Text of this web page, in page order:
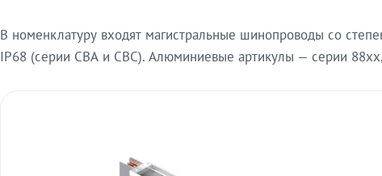
В номенклатуру входят магистральные шинопроводы со
IP68 (серии СВА и СВС). Алюминиевые артикулы — серии